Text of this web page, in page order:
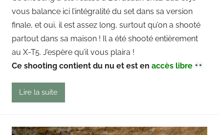
P
a
i
n
g
o
vous balance ici l’intégralité du set dans sa version
finale, et oui, il est assez long, surtout qu’on a shooté
partout dans sa maison ! Il a été shooté entièrement
au X-T5. J’espère qu’il vous plaira !
Ce shooting contient du nu et est en accès libre
Lire la suite